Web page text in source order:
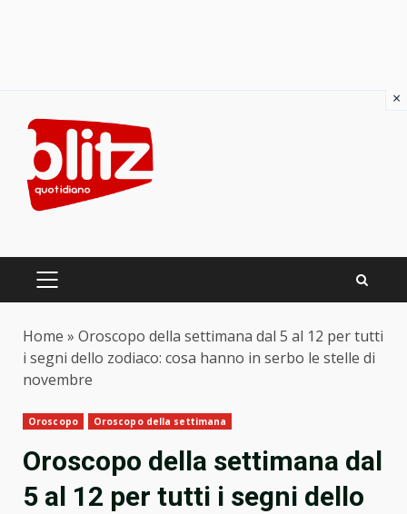
content
PRIMARY
Home » Oroscopo della settimana dal 5 al 12 per tutti
i segni dello zodiaco: cosa hanno in serbo le stelle di
novembre
Oroscopo Oroscopo della settimana
Oroscopo della settimana dal
5 al 12 per tutti i segni dello
×